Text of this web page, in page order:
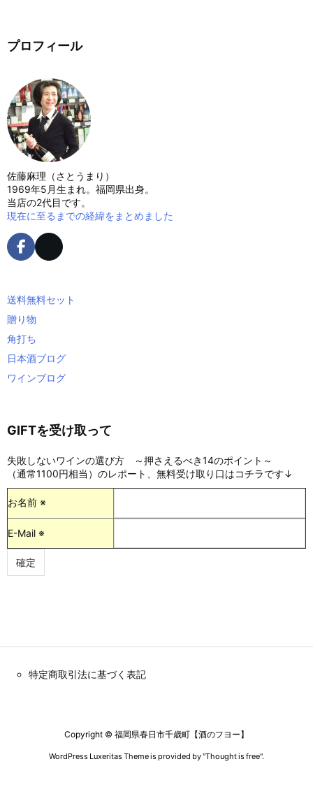
プロフィール
佐藤麻理（さとうまり）
1969年5月生まれ。福岡県出身。
当店の2代目です。
現在に至るまでの経緯をまとめました
送料無料セット
贈り物
角打ち
日本酒ブログ
ワインブログ
GIFTを受け取って
失敗しないワインの選び方 ～押さえるべき14のポイント～
（通常1100円相当）のレポート、無料受け取り口はコチラです↓
お名前 ※
E-Mail ※
特定商取引法に基づく表記
Copyright © 福岡県春日市千歳町【酒のフヨー】
WordPress Luxeritas Theme is provided by "Thought is free".